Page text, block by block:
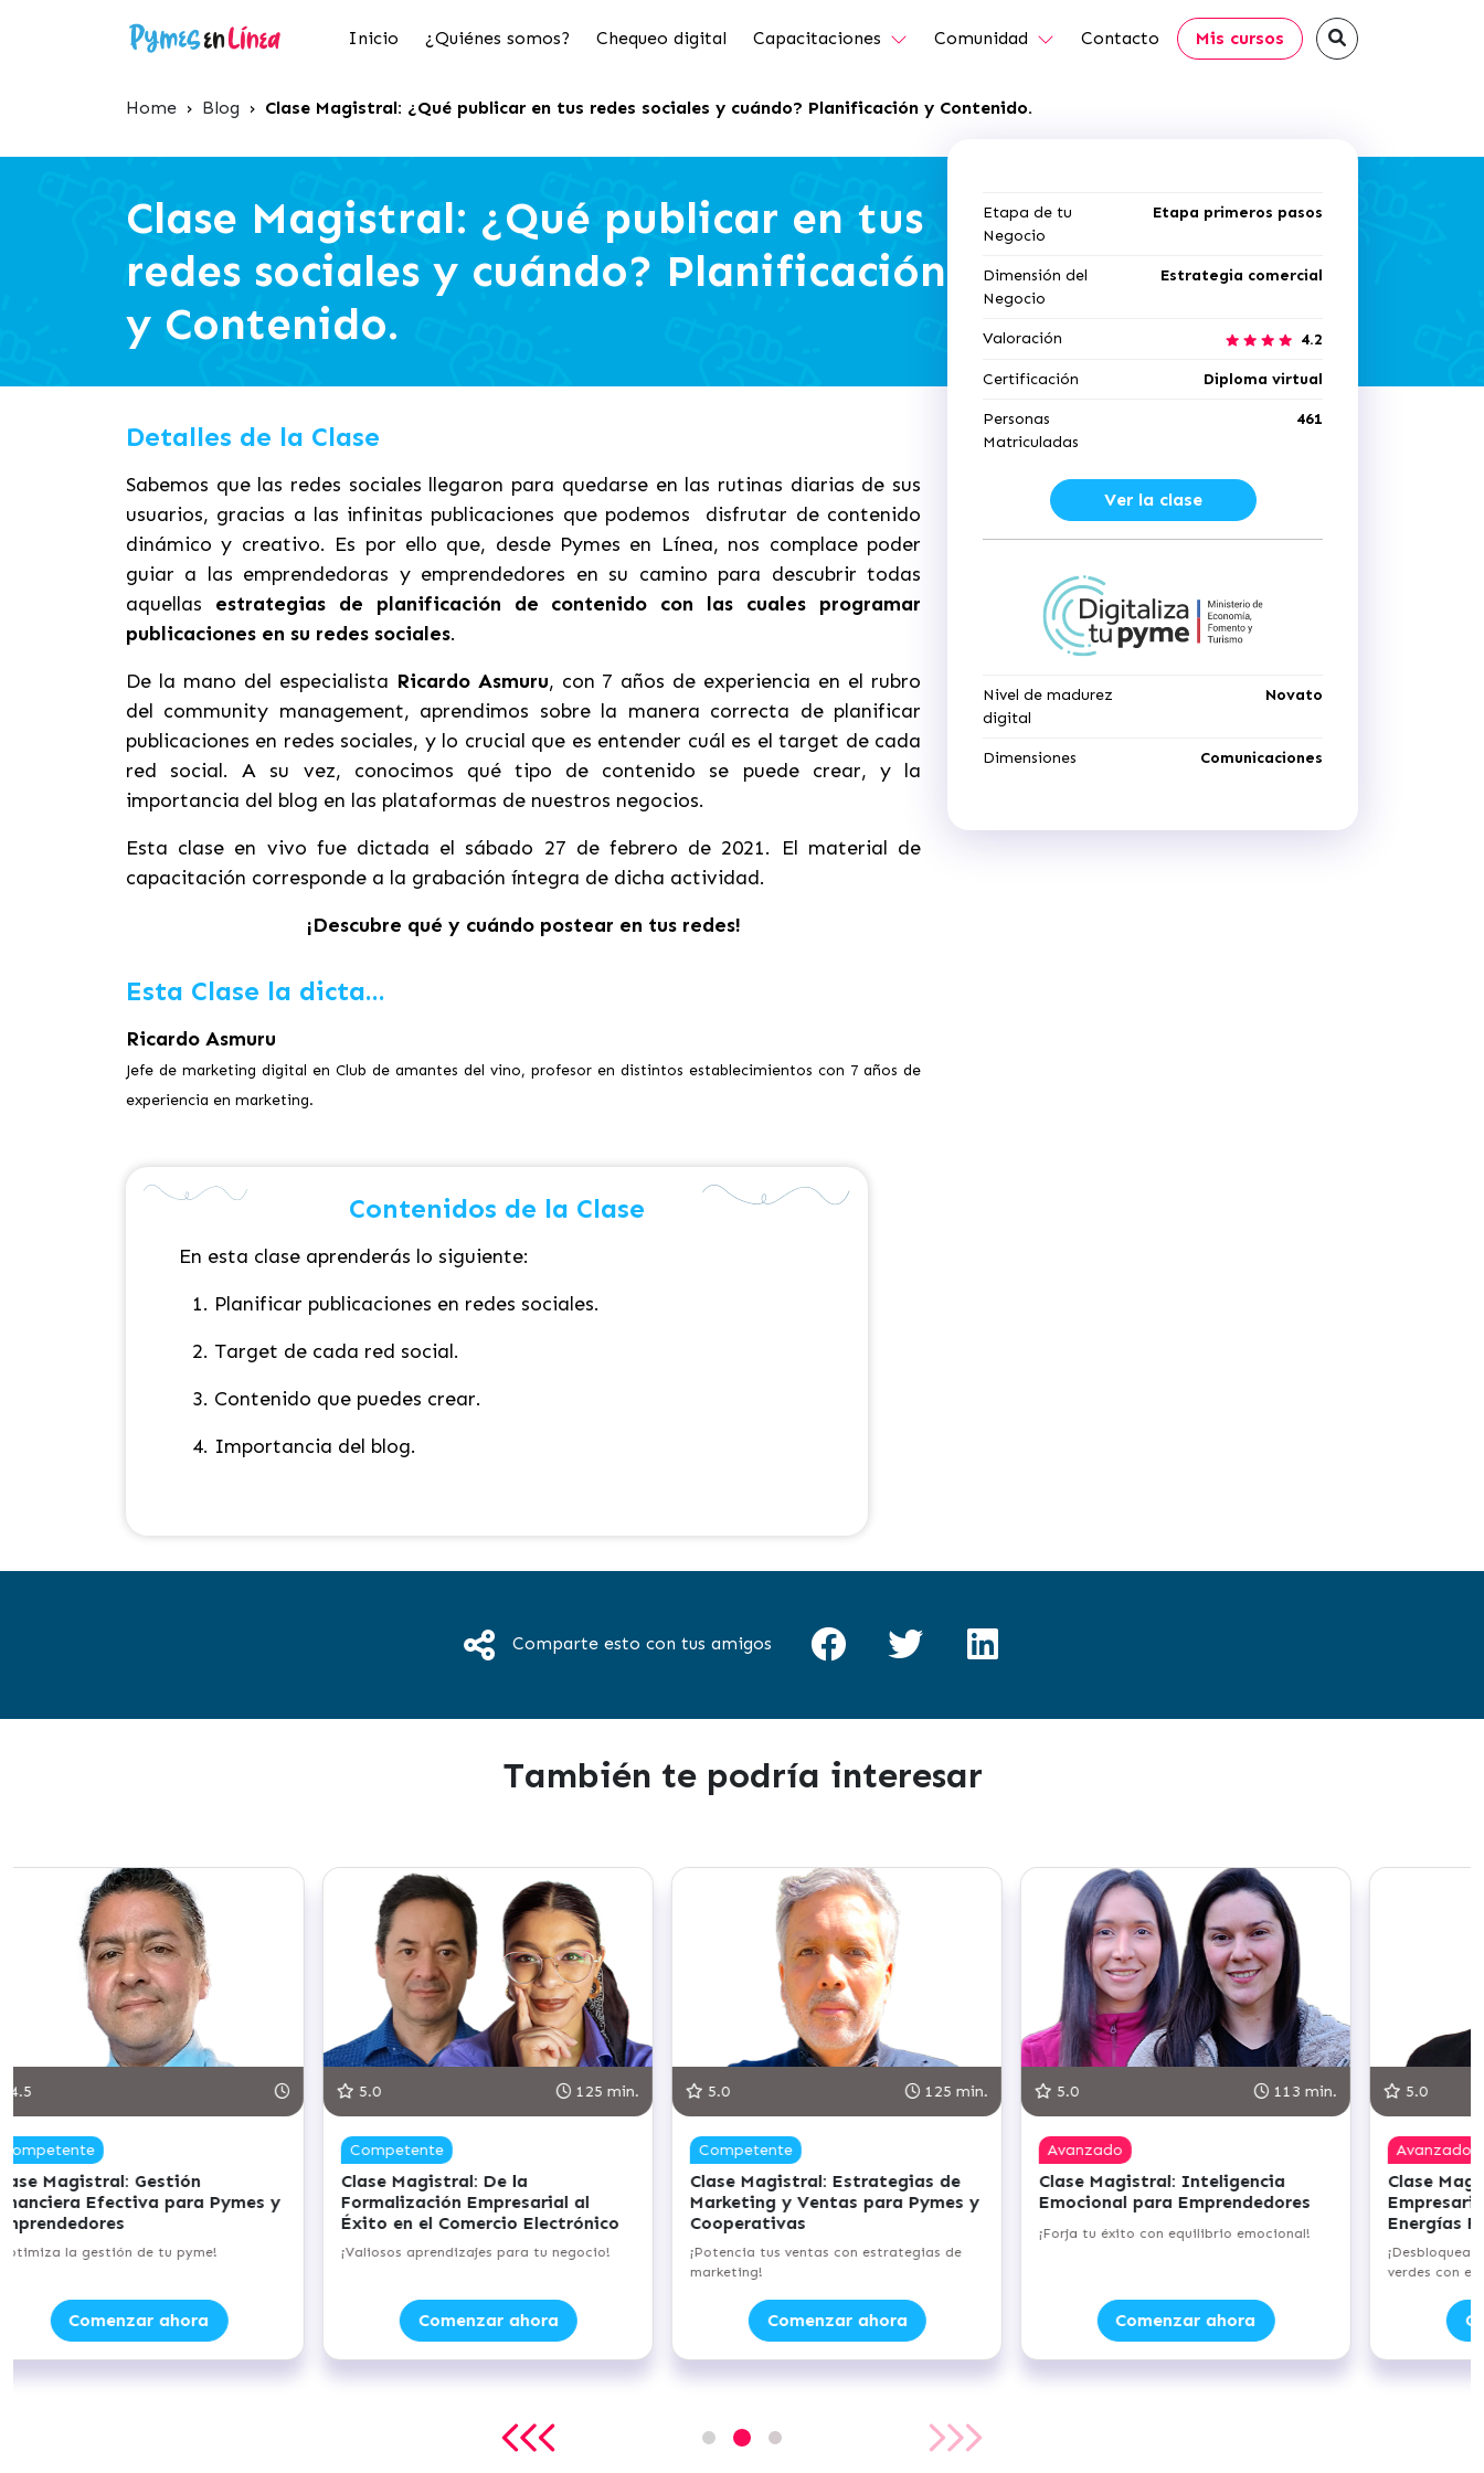
Inicio ¿Quiénes somos? Chequeo digital Capacitaciones Comunidad Contacto Mis cursos
Home › Blog › Clase Magistral: ¿Qué publicar en tus redes sociales y cuándo? Planificación y Contenido.
Clase Magistral: ¿Qué publicar en tus
redes sociales y cuándo? Planificación
y Contenido.
Etapa de tu
Negocio
Etapa primeros pasos
Dimensión del
Negocio
Estrategia comercial
Valoración 4.2
Certificación Diploma virtual
Personas
Matriculadas
461
Ver la clase
Nivel de madurez
digital
Novato
Dimensiones Comunicaciones
Detalles de la Clase
Sabemos que las redes sociales llegaron para quedarse en las rutinas diarias de sus
usuarios, gracias a las infinitas publicaciones que podemos disfrutar de contenido
dinámico y creativo. Es por ello que, desde Pymes en Línea, nos complace poder
guiar a las emprendedoras y emprendedores en su camino para descubrir todas
aquellas estrategias de planificación de contenido con las cuales programar
publicaciones en su redes sociales.
De la mano del especialista Ricardo Asmuru, con 7 años de experiencia en el rubro
del community management, aprendimos sobre la manera correcta de planificar
publicaciones en redes sociales, y lo crucial que es entender cuál es el target de cada
red social. A su vez, conocimos qué tipo de contenido se puede crear, y la
importancia del blog en las plataformas de nuestros negocios.
Esta clase en vivo fue dictada el sábado 27 de febrero de 2021. El material de
capacitación corresponde a la grabación íntegra de dicha actividad.
¡Descubre qué y cuándo postear en tus redes!
Esta Clase la dicta...
Ricardo Asmuru
Jefe de marketing digital en Club de amantes del vino, profesor en distintos establecimientos con 7 años de
experiencia en marketing.
Contenidos de la Clase
En esta clase aprenderás lo siguiente:
Planificar publicaciones en redes sociales.
Target de cada red social.
Contenido que puedes crear.
Importancia del blog.
Comparte esto con tus amigos
También te podría interesar
125 min.
al
125 min.
Clase Magistral: Estrategias de
Marketing y Ventas para Pymes y
Cooperativas
¡Potencia tus ventas con estrategias de
Comenzar ahora
113 min.
Clase Magistral: Inteligencia
Emocional para Emprendedores
¡Forja tu éxito con equilibrio emocional!
Comenzar ahora
95 min.
Clase Magistral: Oportunidades
Empresariales en el Ámbito de las
¡Desbloquea el potencial de los negocios
Comenzar ahora
123 min.
Clase Magistral: Inteligencia
Artificial relacionada a la
Automatización de Tareas
¡Potencia tu eficiencia con la Inteligencia
Comenzar ahora